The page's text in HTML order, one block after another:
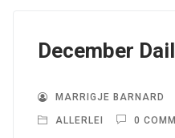
December
MARRIGJE BARNARD
ALLERLEI 0